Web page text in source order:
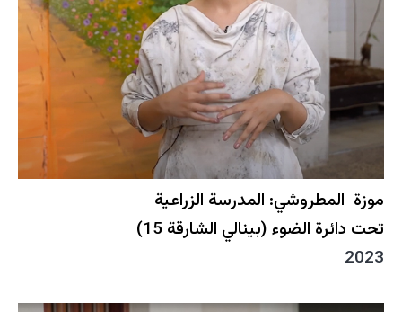
موزة المطروشي: المدرسة الزراعية
تحت دائرة الضوء (بينالي الشارقة 15)
2023